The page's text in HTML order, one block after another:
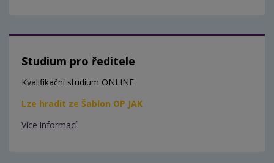
Studium pro ředitele
Kvalifikační studium ONLINE
Lze hradit ze Šablon OP JAK
Více informací